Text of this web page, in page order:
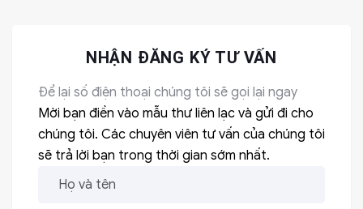
NHẬN ĐĂNG KÝ TƯ VẤN
Để lại số điện thoại chúng tôi sẽ gọi lại ngay
Mời bạn điền vào mẫu thư liên lạc và gửi đi cho
chúng tôi. Các chuyên viên tư vấn của chúng tôi
sẽ trả lời bạn trong thời gian sớm nhất.